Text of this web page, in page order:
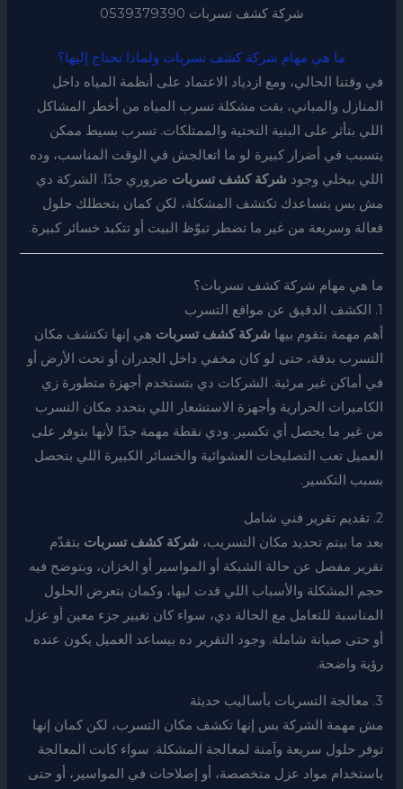
شركة كشف تسربات 0539379390
ما هي مهام شركة كشف تسربات ولماذا تحتاج إليها؟
في وقتنا الحالي، ومع ازدياد الاعتماد على أنظمة المياه داخل
المنازل والمباني، بقت مشكلة تسرب المياه من أخطر المشاكل
اللي بتأثر على البنية التحتية والممتلكات. تسرب بسيط ممكن
يتسبب في أضرار كبيرة لو ما اتعالجش في الوقت المناسب، وده
اللي بيخلي وجود شركة كشف تسربات ضروري جدًا. الشركة دي
مش بس بتساعدك تكتشف المشكلة، لكن كمان بتحطلك حلول
فعالة وسريعة من غير ما تضطر تبوّظ البيت أو تتكبد خسائر كبيرة.
ما هي مهام شركة كشف تسربات؟
1. الكشف الدقيق عن مواقع التسرب
أهم مهمة بتقوم بيها شركة كشف تسربات هي إنها تكتشف مكان
التسرب بدقة، حتى لو كان مخفي داخل الجدران أو تحت الأرض أو
في أماكن غير مرئية. الشركات دي بتستخدم أجهزة متطورة زي
الكاميرات الحرارية وأجهزة الاستشعار اللي بتحدد مكان التسرب
من غير ما يحصل أي تكسير. ودي نقطة مهمة جدًا لأنها بتوفر على
العميل تعب التصليحات العشوائية والخسائر الكبيرة اللي بتحصل
بسبب التكسير.
2. تقديم تقرير فني شامل
بعد ما بيتم تحديد مكان التسريب، شركة كشف تسربات بتقدّم
تقرير مفصل عن حالة الشبكة أو المواسير أو الخزان، وبتوضح فيه
حجم المشكلة والأسباب اللي قدت ليها، وكمان بتعرض الحلول
المناسبة للتعامل مع الحالة دي، سواء كان تغيير جزء معين أو عزل
أو حتى صيانة شاملة. وجود التقرير ده بيساعد العميل يكون عنده
رؤية واضحة.
3. معالجة التسربات بأساليب حديثة
مش مهمة الشركة بس إنها تكشف مكان التسرب، لكن كمان إنها
توفر حلول سريعة وآمنة لمعالجة المشكلة. سواء كانت المعالجة
باستخدام مواد عزل متخصصة، أو إصلاحات في المواسير، أو حتى